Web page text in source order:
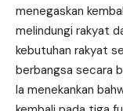
menegaskan
melindungi rakyat
kebutuhan rakyat
berbangsa secara
Ia menekankan